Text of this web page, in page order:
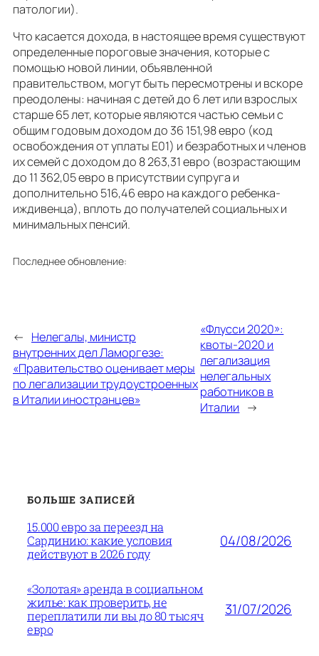
патологии).
Что касается дохода, в настоящее время существуют
определенные пороговые значения, которые с
помощью новой линии, объявленной
правительством, могут быть пересмотрены и вскоре
преодолены: начиная с детей до 6 лет или взрослых
старше 65 лет, которые являются частью семьи с
общим годовым доходом до 36 151,98 евро (код
освобождения от уплаты E01) и безработных и членов
их семей с доходом до 8 263,31 евро (возрастающим
до 11 362,05 евро в присутствии супруга и
дополнительно 516,46 евро на каждого ребенка-
иждивенца), вплоть до получателей социальных и
минимальных пенсий.
Последнее обновление:
← Нелегалы, министр
внутренних дел Ламоргезе:
«Правительство оценивает меры
по легализации трудоустроенных
в Италии иностранцев»
«Флусси 2020»:
квоты-2020 и
легализация
нелегальных
работников в
Италии →
БОЛЬШЕ ЗАПИСЕЙ
15.000 евро за переезд на
Сардинию: какие условия
действуют в 2026 году
04/08/2026
«Золотая» аренда в социальном
жилье: как проверить, не
переплатили ли вы до 80 тысяч
евро
31/07/2026